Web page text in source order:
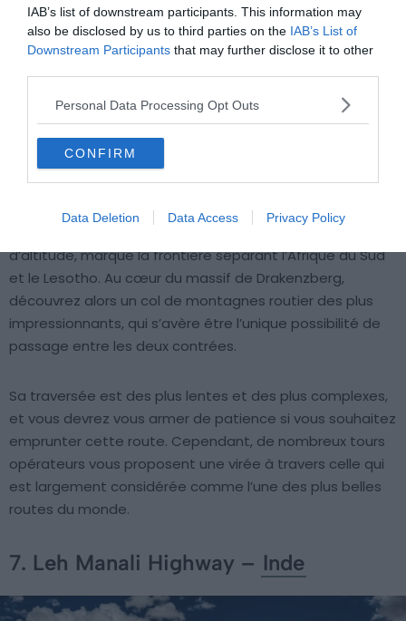
IAB’s list of downstream participants. This information may
also be disclosed by us to third parties on the IAB’s List of
Downstream Participants that may further disclose it to other
Personal Data Processing Opt Outs
CONFIRM
Data Deletion Data Access Privacy Policy
d’altitude, marque la frontière séparant l’Afrique du Sud
et le Lesotho. Au cœur du massif de Drakenzberg,
découvrez alors un col de montagnes routier des plus
impressionnants, qui s’avère être l’unique possibilité de
passage entre les deux contrées.
Sa traversée est des plus lentes et des plus complexes,
et vous devrez vous armer de patience si vous souhaitez
emprunter cette route. Cependant, de nombreux tours
opérateurs vous proposent une virée à travers celle qui
est largement considérée comme l’une des plus belles
routes du monde.
7. Leh Manali Highway – Inde